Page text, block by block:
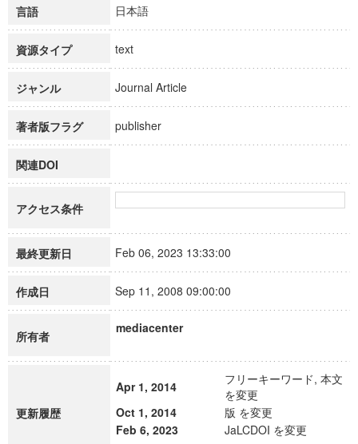
言語 日本語
資源タイプ text
ジャンル Journal Article
著者版フラグ publisher
関連DOI
アクセス条件
最終更新日 Feb 06, 2023 13:33:00
作成日 Sep 11, 2008 09:00:00
所有者
mediacenter
更新履歴
Apr 1, 2014
フリーキーワード, 本文
を変更
Oct 1, 2014
版 を変更
Feb 6, 2023
JaLCDOI を変更